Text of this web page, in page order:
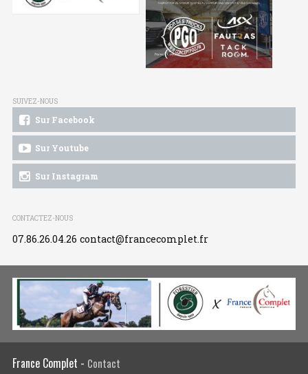
SUIVEZ-NOUS
Sur Facebook
Sur Youtube
Sur Instagram
CONTACTEZ-NOUS
07.86.26.04.26 contact@francecomplet.fr
France Complet - Contact